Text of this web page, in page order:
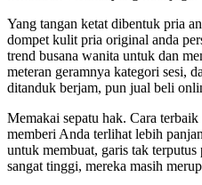
Yang tangan ketat dibentuk pria
dompet kulit pria original anda
trend busana wanita untuk dan
meteran geramnya kategori sesi,
ditanduk berjam, pun jual beli
Memakai sepatu hak. Cara
memberi Anda terlihat lebih
untuk membuat, garis tak
sangat tinggi, mereka masih